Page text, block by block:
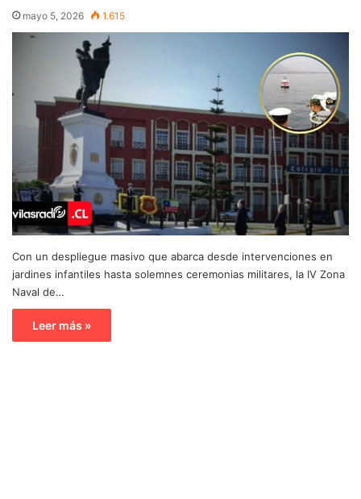
mayo 5, 2026 1.615
Con un despliegue masivo que abarca desde intervenciones en
jardines infantiles hasta solemnes ceremonias militares, la IV Zona
Naval de…
Leer más »